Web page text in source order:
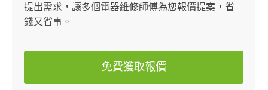
提出需求，讓多個電器維修師傅為您報價提案，省
錢又省事。
免費獲取報價